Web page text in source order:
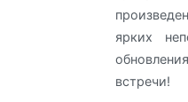
ярких
встречи!